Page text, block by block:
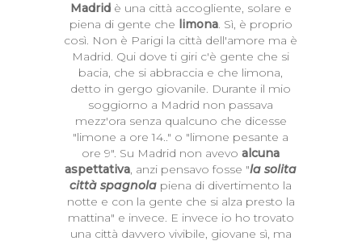
Madridè una città accogliente, solare e
piena di gente che limona. Sì, è proprio
così. Non è Parigi la città dell'amore ma è
Madrid. Qui dove ti giri c'è gente che si
bacia, che si abbraccia e che limona,
detto in gergo giovanile. Durante il mio
soggiorno a Madrid non passava
mezz'ora senza qualcuno che dicesse
"limone a ore 14.." o "limone pesante a
ore 9". Su Madrid non avevoalcuna
aspettativa, anzi pensavo fosse "la solita
città spagnola piena di divertimento la
notte e con la gente che si alza presto la
mattina" e invece. E invece io ho trovato
una città davvero vivibile, giovane sì, ma